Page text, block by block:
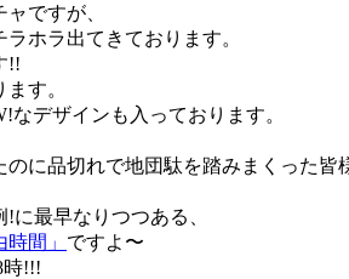
ですが、
ホラ出てきております。
!!
す。
デザインも入っております。
に品切れで地団駄を踏みまくった皆
に最早なりつつある、
間」 ですよ〜
時!!!